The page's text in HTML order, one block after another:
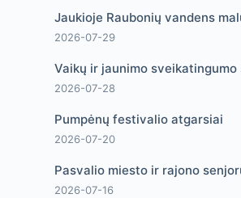
Jaukioje Raubonių vandens
2026-07-29
Vaikų ir jaunimo
2026-07-28
Pumpėnų festivalio atgarsiai
2026-07-20
Pasvalio miesto ir rajono
2026-07-16